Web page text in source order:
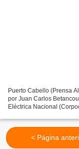
Puerto Cabello (Prensa
por Juan Carlos
Eléctrica Nacional
< Página